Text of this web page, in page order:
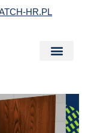
HR.PL